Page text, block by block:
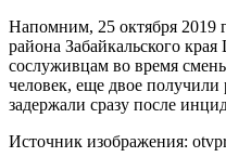
Напомним, 25 октября 2019
района Забайкальского
сослуживцам во время
человек, еще двое получили
задержали сразу после
Источник изображения: